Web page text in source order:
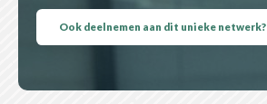
Ook deelnemen aan dit unieke netwerk?